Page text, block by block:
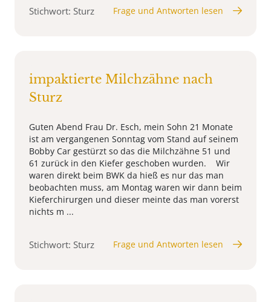
Stichwort: Sturz Frage und Antworten lesen
impaktierte Milchzähne nach
Sturz
Guten Abend Frau Dr. Esch, mein Sohn 21 Monate
ist am vergangenen Sonntag vom Stand auf seinem
Bobby Car gestürzt so das die Milchzähne 51 und
61 zurück in den Kiefer geschoben wurden. Wir
waren direkt beim BWK da hieß es nur das man
beobachten muss, am Montag waren wir dann beim
Kieferchirurgen und dieser meinte das man vorerst
nichts m ...
Stichwort: Sturz Frage und Antworten lesen